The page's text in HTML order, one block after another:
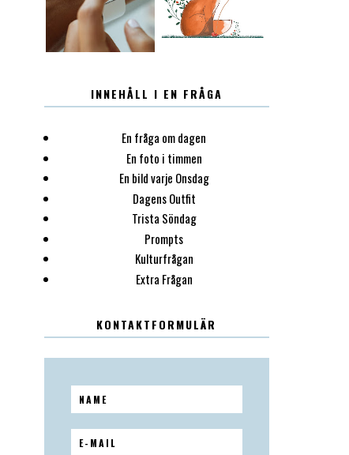
INNEHÅLL I EN FRÅGA
En fråga om dagen
En foto i timmen
En bild varje Onsdag
Dagens Outfit
Trista Söndag
Prompts
Kulturfrågan
Extra Frågan
KONTAKTFORMULÄR